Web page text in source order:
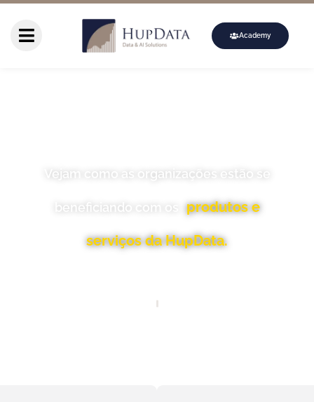
Academy
Vejam como as organizações estão se
beneficiando com os
produtos e
serviços da HupData.